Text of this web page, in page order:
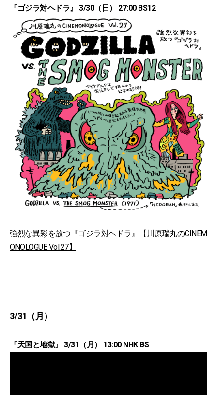
『ゴジラ対ヘドラ』 3/30（日） 27:00 BS12
強烈な異彩を放つ『ゴジラ対ヘドラ』【川原瑞丸のCINEM
ONOLOGUE Vol.27】
3/31（月）
『天国と地獄』 3/31（月） 13:00 NHK BS